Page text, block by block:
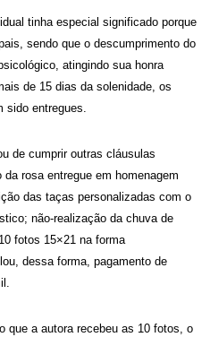
tinha especial significado porque
sendo que o descumprimento do
atingindo sua honra
de 15 dias da solenidade, os
sido entregues.
de cumprir outras cláusulas
rosa entregue em homenagem
das taças personalizadas com o
não-realização da chuva de
fotos 15×21 na forma
dessa forma, pagamento de
que a autora recebeu as 10 fotos, o